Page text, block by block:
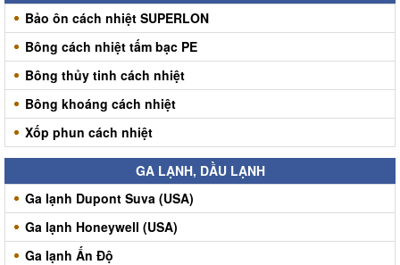
Bảo ôn cách nhiệt SUPERLON
Bông cách nhiệt tấm bạc PE
Bông thủy tinh cách nhiệt
Bông khoáng cách nhiệt
Xốp phun cách nhiệt
GA LẠNH, DẦU LẠNH
Ga lạnh Dupont Suva (USA)
Ga lạnh Honeywell (USA)
Ga lạnh Ấn Độ